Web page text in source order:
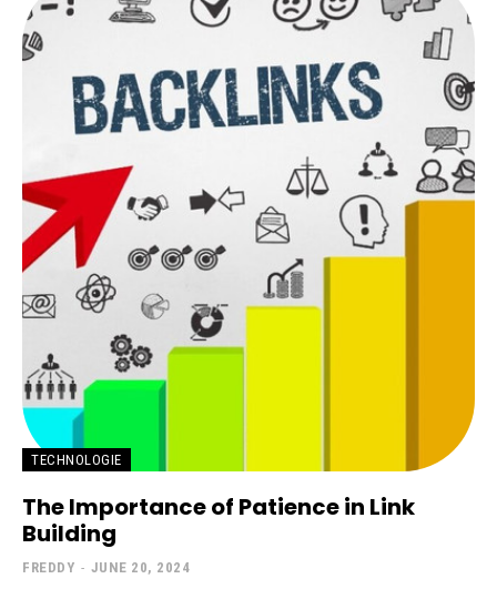
TECHNOLOGIE
The Importance of Patience in Link
Building
FREDDY - JUNE 20, 2024